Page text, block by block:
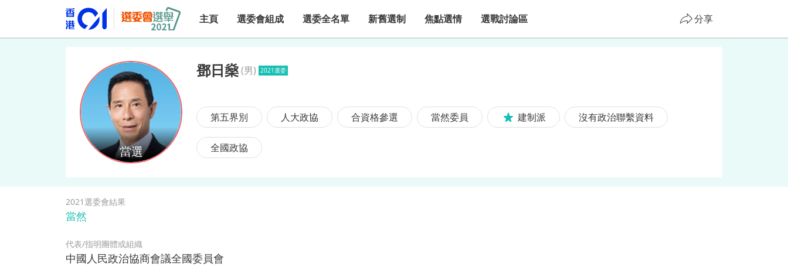
主頁 選委會組成 選委全名單 新舊選制 焦點選情 選戰討論區 分享
鄧日燊
鄧日燊(男) 2021選委
第五界別 人大政協 合資格參選 當然委員 建制派 沒有政治聯繫資料
全國政協
2021選委會結果
當然
代表/指明團體或組織
中國人民政治協商會議全國委員會